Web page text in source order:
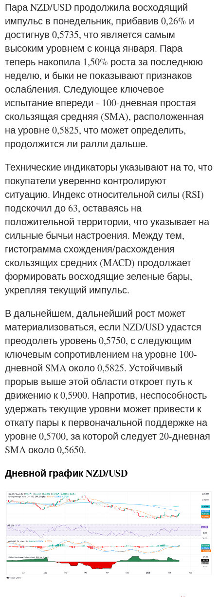
Пара NZD/USD продолжила восходящий
импульс в понедельник, прибавив 0,26% и
достигнув 0,5735, что является самым
высоким уровнем с конца января. Пара
теперь накопила 1,50% роста за последнюю
неделю, и быки не показывают признаков
ослабления. Следующее ключевое
испытание впереди - 100-дневная простая
скользящая средняя (SMA), расположенная
на уровне 0,5825, что может определить,
продолжится ли ралли дальше.
Технические индикаторы указывают на то, что
покупатели уверенно контролируют
ситуацию. Индекс относительной силы (RSI)
подскочил до 63, оставаясь на
положительной территории, что указывает на
сильные бычьи настроения. Между тем,
гистограмма схождения/расхождения
скользящих средних (MACD) продолжает
формировать восходящие зеленые бары,
укрепляя текущий импульс.
В дальнейшем, дальнейший рост может
материализоваться, если NZD/USD удастся
преодолеть уровень 0,5750, с следующим
ключевым сопротивлением на уровне 100-
дневной SMA около 0,5825. Устойчивый
прорыв выше этой области откроет путь к
движению к 0,5900. Напротив, неспособность
удержать текущие уровни может привести к
откату пары к первоначальной поддержке на
уровне 0,5700, за которой следует 20-дневная
SMA около 0,5650.
Дневной график NZD/USD